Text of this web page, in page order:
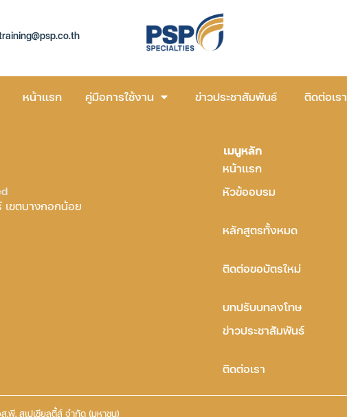
หน้าแรก คู่มือการใช้งาน ข่าวประชาสัมพันธ์ ติดต่อเรา
ขตบางกอกน้อย
เมนูหลัก
หน้าแรก
หัวข้ออบรม
หลักสูตรทั้งหมด
ติดต่อขอบัตรใหม่
บทปรับบทลงโทษ
ข่าวประชาสัมพันธ์
ติดต่อเรา
. สเปเชียลตี้ส์ จำกัด (มหาชน)